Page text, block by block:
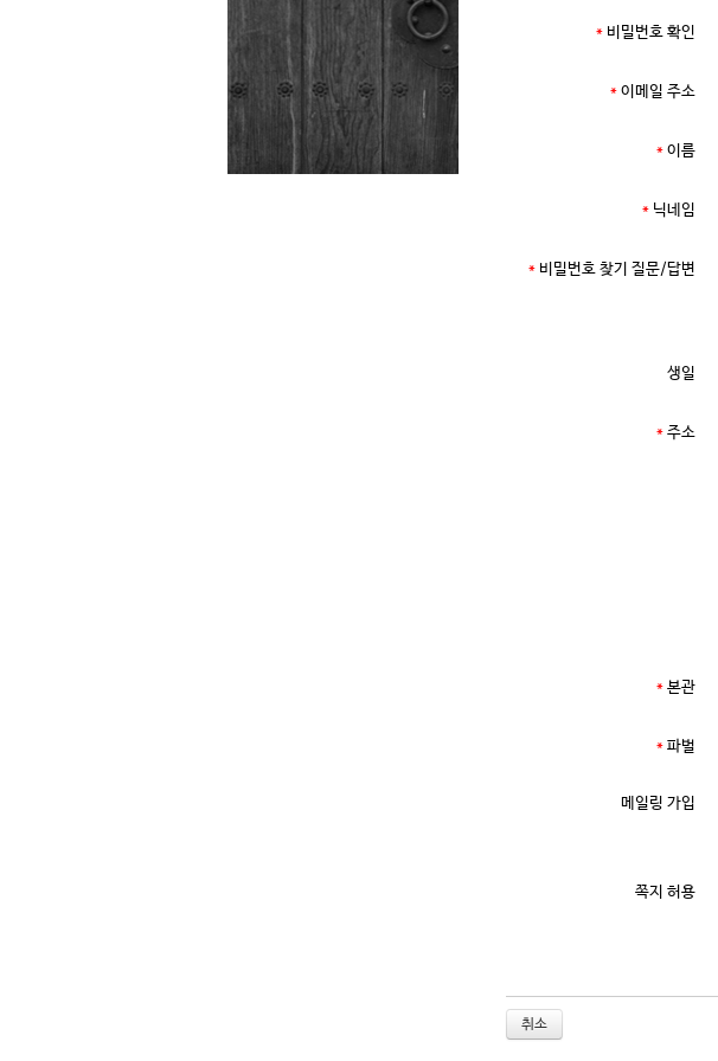
* 비밀번호 확인
* 이메일 주소
* 이름
* 닉네임
* 비밀번호 찾기 질문/답변
생일
* 주소
* 본관
* 파벌
메일링 가입
쪽지 허용
취소